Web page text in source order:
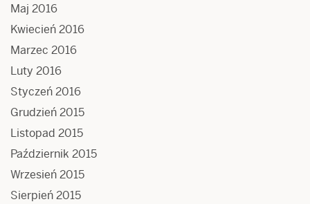
Maj 2016
Kwiecień 2016
Marzec 2016
Luty 2016
Styczeń 2016
Grudzień 2015
Listopad 2015
Październik 2015
Wrzesień 2015
Sierpień 2015